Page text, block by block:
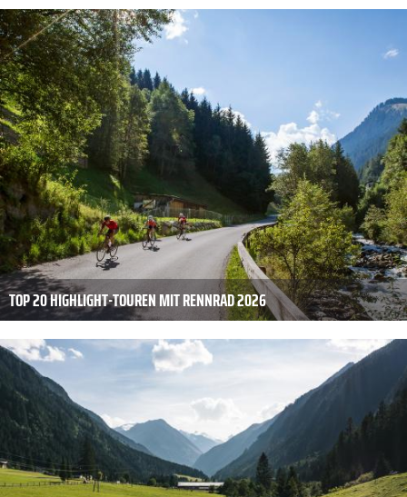
TOP 20 HIGHLIGHT-TOUREN MIT RENNRAD 2026